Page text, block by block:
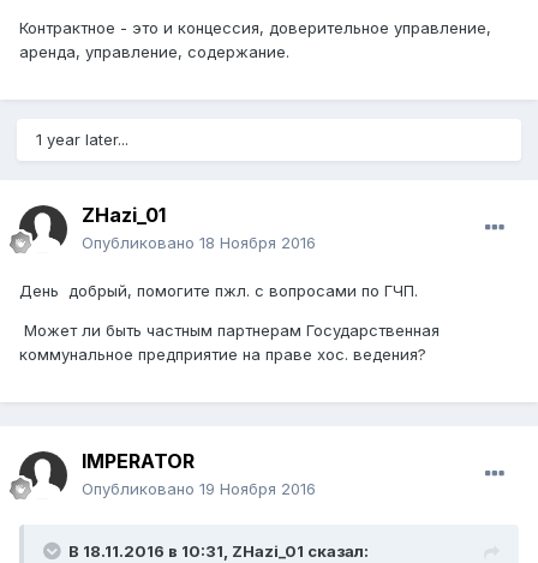
Контрактное - это и концессия, доверительное управление,
аренда, управление, содержание.
1 year later...
ZHazi_01
Опубликовано 18 Ноября 2016
День добрый, помогите пжл. с вопросами по ГЧП.
Может ли быть частным партнерам Государственная
коммунальное предприятие на праве хос. ведения?
IMPERATOR
Опубликовано 19 Ноября 2016
В 18.11.2016 в 10:31, ZHazi_01 сказал: